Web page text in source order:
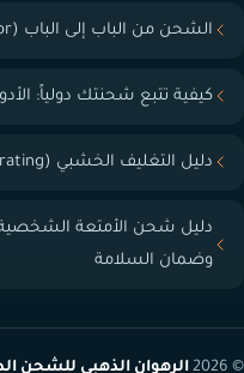
الشحن من الباب إلى الباب (Door-to-Door): المميزات والعيوب
كيفية تتبع شحنتك دولياً:
دليل التغليف الخشبي (Crating) للبضائع الثقيلة والحساسة
دليل شحن الأمتعة الشخصية
وضمان السلامة
© 2026 الرهوان الذهبي للشحن